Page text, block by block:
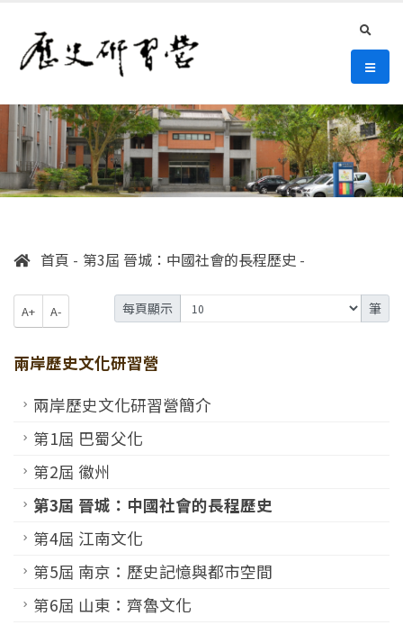
史語所 歷史研習營 search
選單
:::
首頁 第3屆 晉城：中國社會的長程歷史
A+ A- 每頁顯示 筆
兩岸歷史文化研習營
兩岸歷史文化研習營簡介
第1屆 巴蜀父化
第2屆 徽州
第3屆 晉城：中國社會的長程歷史
第4屆 江南文化
第5屆 南京：歷史記憶與都市空間
第6屆 山東：齊魯文化